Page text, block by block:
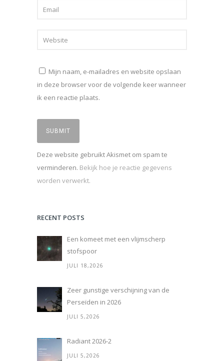
Mijn naam, e-mailadres en website opslaan
in deze browser voor de volgende keer wanneer
ik een reactie plaats.
Deze website gebruikt Akismet om spam te
verminderen. Bekijk hoe je reactie gegevens
worden verwerkt.
RECENT POSTS
Een komeet met een vlijmscherp
stofspoor
JULI 18,2026
Zeer gunstige verschijning van de
Perseïden in 2026
JULI 5,2026
Radiant 2026-2
JULI 5,2026